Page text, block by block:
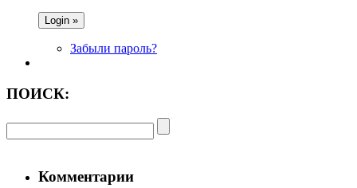
Забыли пароль?
ПОИСК:
Комментарии